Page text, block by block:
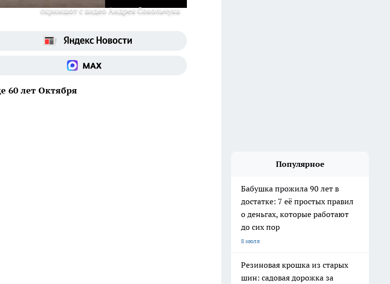
скриншот с видео Андрея Сокольчука
60 лет Октября
Популярное
Бабушка прожила 90 лет в
достатке: 7 её простых правил
о деньгах, которые работают
до сих пор
8 июля
Резиновая крошка из старых
шин: садовая дорожка за